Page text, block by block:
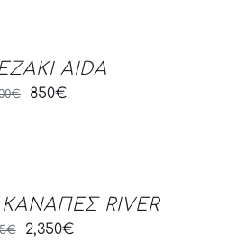
AIDA
€
Original
850€Current
RIVER
€
Original
2,350€Current